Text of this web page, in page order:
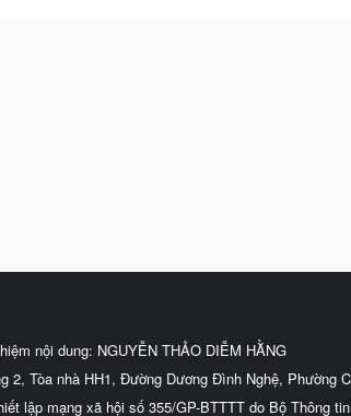
nội dung: NGUYỄN THẢO DIỄM HẰNG
2, Tòa nhà HH1, Đường Dương Đình Nghệ, Phường
lập mạng xã hội số 355/GP-BTTTT do Bộ Thông